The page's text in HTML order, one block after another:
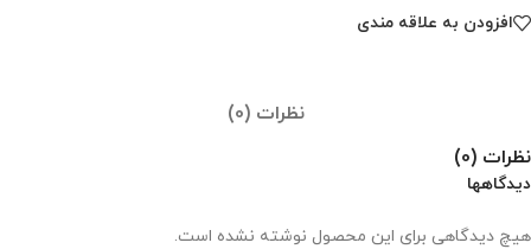
افزودن به علاقه مندی
نظرات (0)
نظرات (0)
دیدگاهها
هیچ دیدگاهی برای این محصول نوشته نشده است.